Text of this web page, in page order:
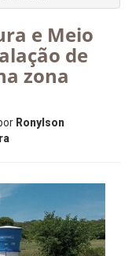
e Meio
de
zona
Ronylson